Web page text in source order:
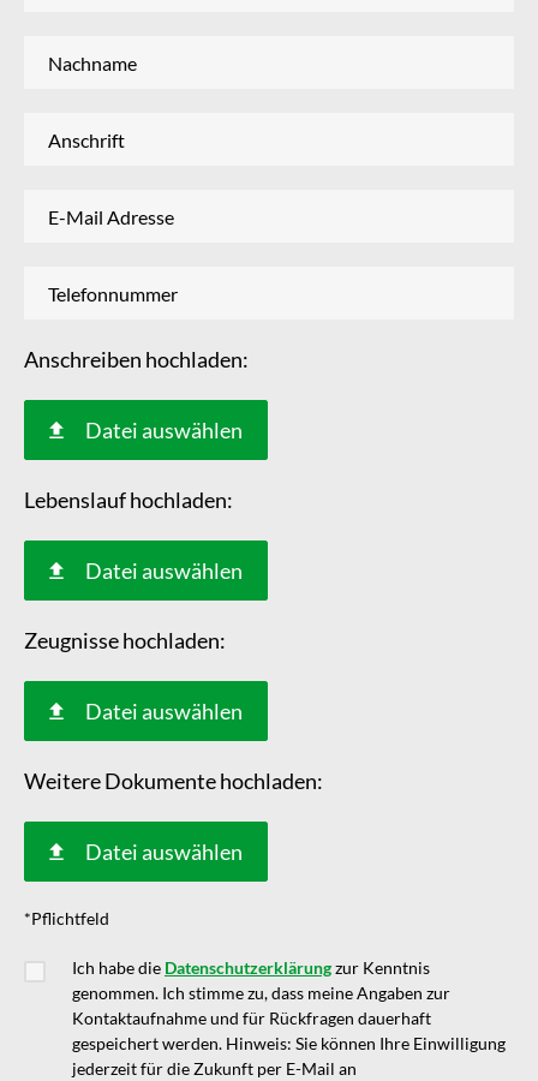
Anschreiben hochladen:
Datei auswählen
Lebenslauf hochladen:
Datei auswählen
Zeugnisse hochladen:
Datei auswählen
Weitere Dokumente hochladen:
Datei auswählen
*Pflichtfeld
Ich habe die Datenschutzerklärungzur Kenntnis
genommen. Ich stimme zu, dass meine Angaben zur
Kontaktaufnahme und für Rückfragen dauerhaft
gespeichert werden. Hinweis: Sie können Ihre Einwilligung
jederzeit für die Zukunft per E-Mail an